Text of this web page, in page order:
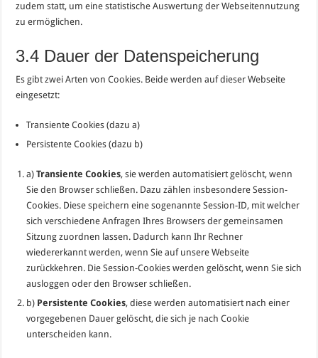
zudem statt, um eine statistische Auswertung der Webseitennutzung
zu ermöglichen.
3.4 Dauer der Datenspeicherung
Es gibt zwei Arten von Cookies. Beide werden auf dieser Webseite
eingesetzt:
Transiente Cookies (dazu a)
Persistente Cookies (dazu b)
a)Transiente Cookies, sie werden automatisiert gelöscht, wenn
Sie den Browser schließen. Dazu zählen insbesondere Session-
Cookies. Diese speichern eine sogenannte Session-ID, mit welcher
sich verschiedene Anfragen Ihres Browsers der gemeinsamen
Sitzung zuordnen lassen. Dadurch kann Ihr Rechner
wiedererkannt werden, wenn Sie auf unsere Webseite
zurückkehren. Die Session-Cookies werden gelöscht, wenn Sie sich
ausloggen oder den Browser schließen.
b) Persistente Cookies, diese werden automatisiert nach einer
vorgegebenen Dauer gelöscht, die sich je nach Cookie
unterscheiden kann.